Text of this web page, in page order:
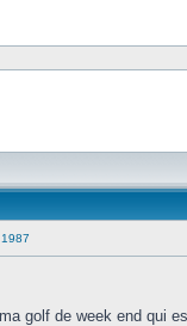
golf de week end qui